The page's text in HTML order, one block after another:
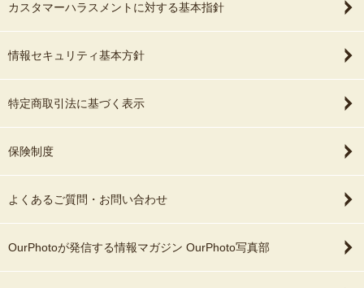
カスタマーハラスメントに対する基本指針
情報セキュリティ基本方針
特定商取引法に基づく表示
保険制度
よくあるご質問・お問い合わせ
OurPhotoが発信する情報マガジン OurPhoto写真部